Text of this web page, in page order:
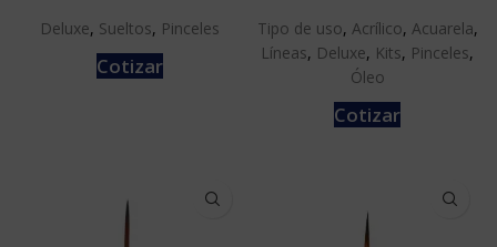
Deluxe, Sueltos, Pinceles
Cotizar
Tipo de uso, Acrílico, Acuarela,
Líneas, Deluxe, Kits, Pinceles,
Óleo
Cotizar